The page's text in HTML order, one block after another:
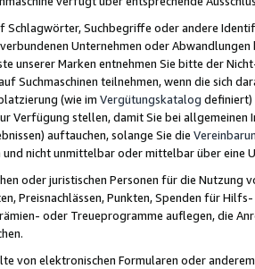
Schlagwörter, Suchbegriffe oder andere
Unternehmen oder
unserer Marken entnehmen Sie bitte der
Suchmaschinen teilnehmen, wenn die sich
(wie im Vergütungskatalog definiert)
Verfügung stellen, damit Sie bei
auftauchen, solange Sie die
und nicht unmittelbar oder mittelbar über eine
oder juristischen Personen für die Nutzung
Preisnachlässen, Punkten, Spenden für
oder Treueprogramme auflegen, die
von elektronischen Formularen oder